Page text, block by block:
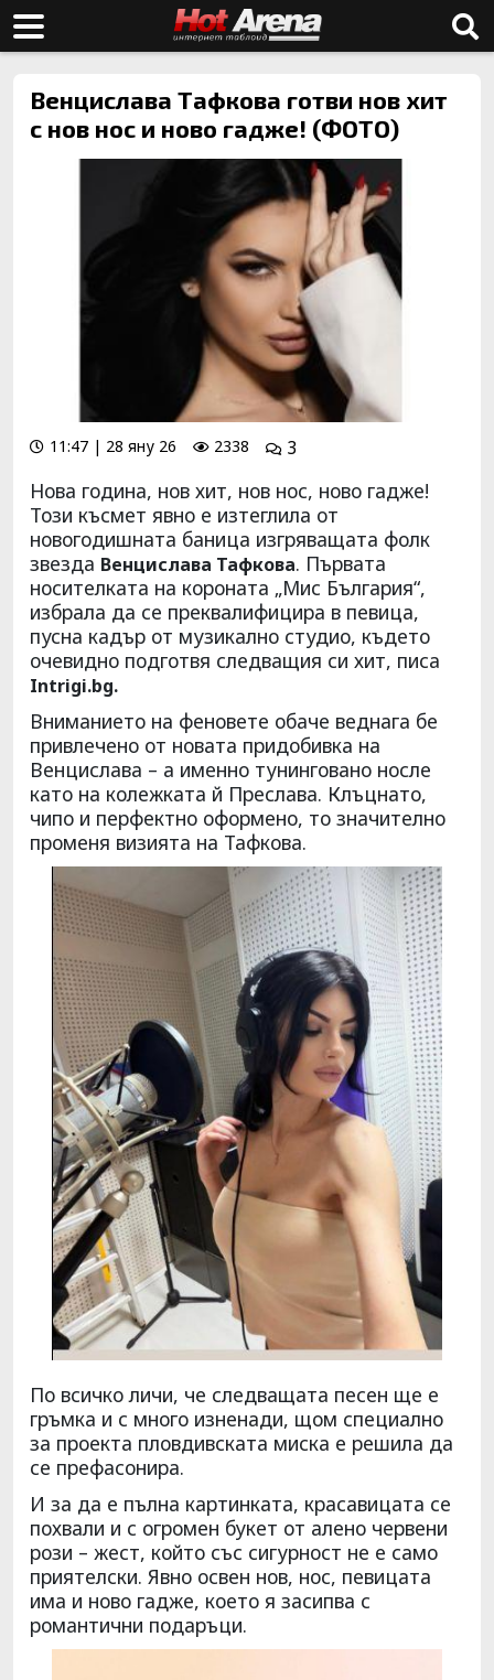
Венцислава Тафкова готви нов хит
с нов нос и ново гадже! (ФОТО)
11:47 | 28 яну 26 2338 3
Нова година, нов хит, нов нос, ново гадже!
Този късмет явно е изтеглила от
новогодишната баница изгряващата фолк
звезда Венцислава Тафкова. Първата
носителката на короната „Мис България“,
избрала да се преквалифицира в певица,
пусна кадър от музикално студио, където
очевидно подготвя следващия си хит, писа
Intrigi.bg.
Вниманието на феновете обаче веднага бе
привлечено от новата придобивка на
Венцислава – а именно тунинговано носле
като на колежката й Преслава. Клъцнато,
чипо и перфектно оформено, то значително
променя визията на Тафкова.
По всичко личи, че следващата песен ще е
гръмка и с много изненади, щом специално
за проекта пловдивската миска е решила да
се префасонира.
И за да е пълна картинката, красавицата се
похвали и с огромен букет от алено червени
рози – жест, който със сигурност не е само
приятелски. Явно освен нов, нос, певицата
има и ново гадже, което я засипва с
романтични подаръци.